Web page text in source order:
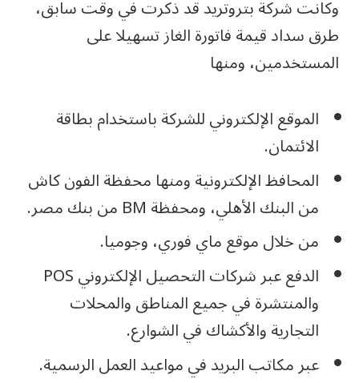
وكانت شركة بتروتريد قد ذكرت في وقت سابق،
طرق سداد قيمة فاتورة الغاز تسهيلا على
المستخدمين، ومنها
الموقع الإلكتروني للشركة باستخدام بطاقة
الائتمان.
المحافظ الإلكترونية ومنها محفظة الفون كاش
من البنك الأهلي، ومحفظة BM من بنك مصر.
من خلال موقع ماي فوري، وجوميا.
الدفع عبر شركات التحصيل الإلكتروني POS
والمنتشرة في جميع المناطق والمحلات
التجارية والأكشاك في الشوارع.
عبر مكاتب البريد في مواعيد العمل الرسمية.